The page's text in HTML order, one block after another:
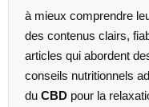
à mieux comprendre
des contenus clairs,
articles qui abordent
conseils nutritionnels
du CBD pour la